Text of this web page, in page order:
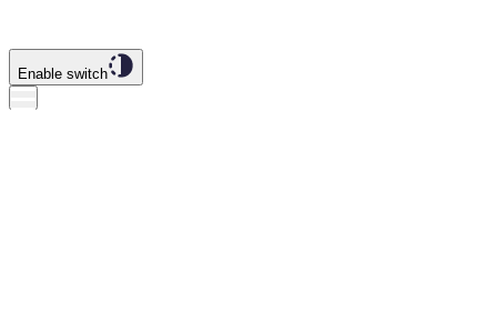
Enable switch